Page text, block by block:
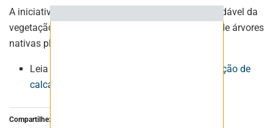
A iniciativa tem garantido o desenvolvimento saudável da
vegetação no local, com mais de oito mil mudas de árvores
nativas plantadas.
Leia também:
CBPM abre edital para exploração de
calcário em Jacobina
Compartilhe: